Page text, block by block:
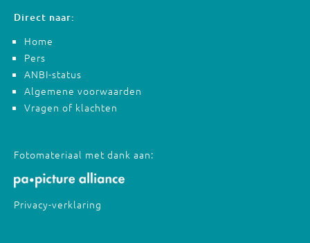
Direct naar:
Home
Pers
ANBI-status
Algemene voorwaarden
Vragen of klachten
Fotomateriaal met dank aan:
Privacy-verklaring